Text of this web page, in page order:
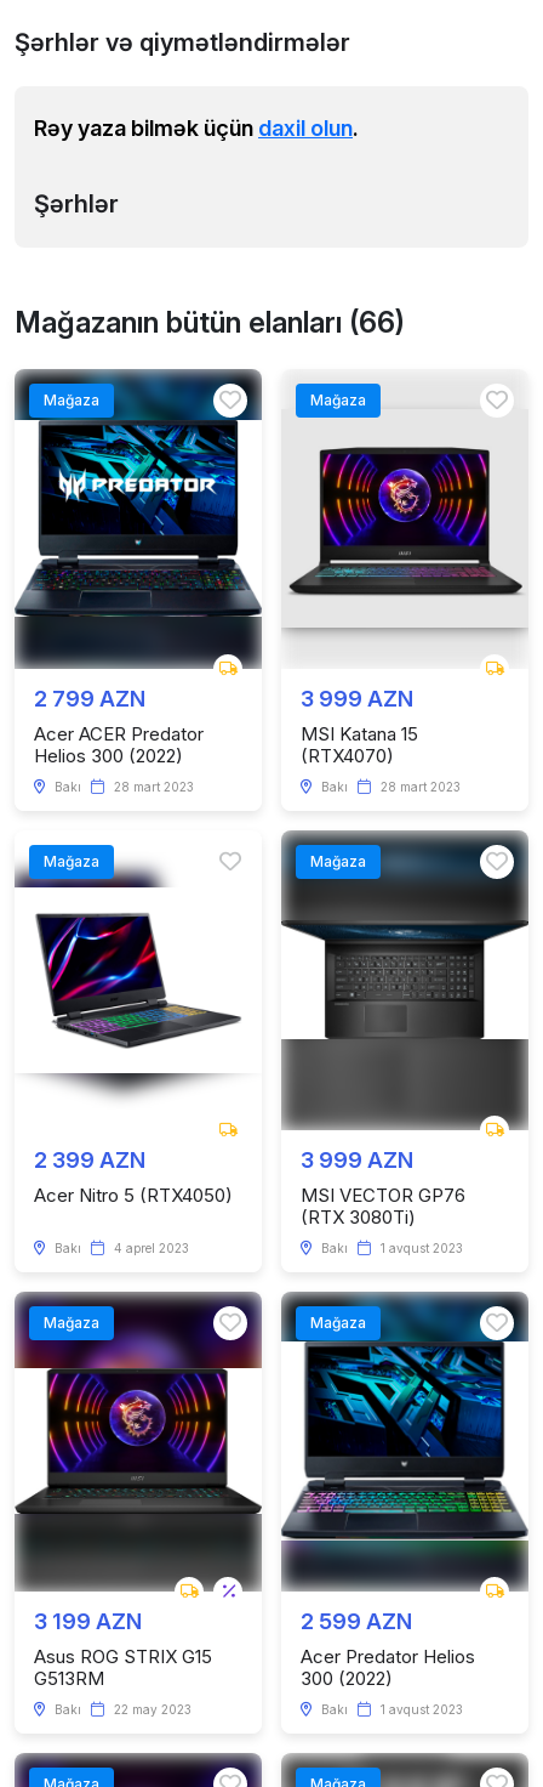
Şərhlər və qiymətləndirmələr
Rəy yaza bilmək üçün daxil olun.
Şərhlər
Mağazanın bütün elanları (66)
Mağaza
2 799 AZN
Acer ACER Predator
Helios 300 (2022)
Bakı 28 mart 2023
Mağaza
3 999 AZN
MSI Katana 15
(RTX4070)
Bakı 28 mart 2023
Mağaza
2 399 AZN
Acer Nitro 5 (RTX4050)
Bakı 4 aprel 2023
Mağaza
3 999 AZN
MSI VECTOR GP76
(RTX 3080Ti)
Bakı 1 avqust 2023
Mağaza
3 199 AZN
Asus ROG STRIX G15
G513RM
Bakı 22 may 2023
Mağaza
2 599 AZN
Acer Predator Helios
300 (2022)
Bakı 1 avqust 2023